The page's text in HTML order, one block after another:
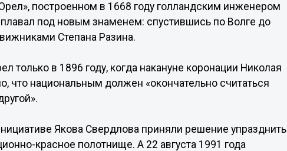
построенном в 1668 году голландским инженером
под новым знаменем: спустившись по Волге до
Степана Разина.
только в 1896 году, когда накануне коронации Николая
что национальным должен «окончательно считаться
Якова Свердлова приняли решение упразднить
красное полотнище. А 22 августа 1991 года